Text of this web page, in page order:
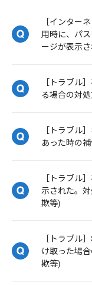
［インター
用時に、パ
ージが表示
［トラブル
る場合の対処
［トラブル
あった時の
［トラブル
示された。
欺等)
［トラブル
け取った場
欺等)